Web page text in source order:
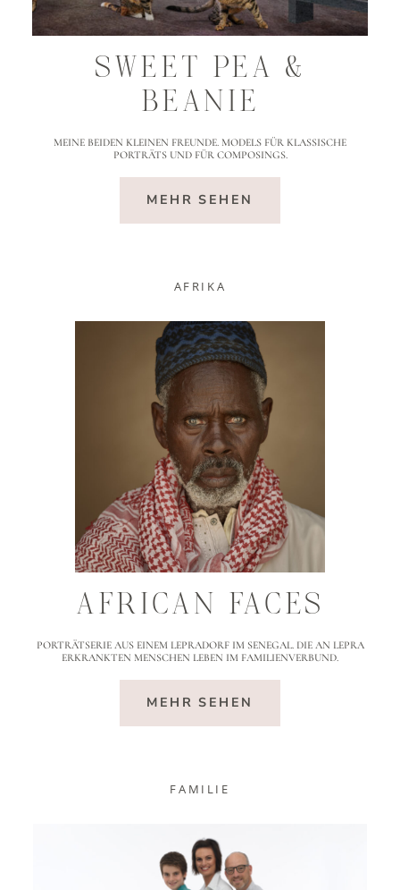
SEHEN SIE SICH UM
SWEET PEA &
BEANIE
MEINE BEIDEN KLEINEN FREUNDE. MODELS FÜR KLASSISCHE
PORTRÄTS UND FÜR COMPOSINGS.
MEHR SEHEN
AFRIKA
AFRICAN FACES
PORTRÄTSERIE AUS EINEM LEPRADORF IM SENEGAL. DIE AN LEPRA
ERKRANKTEN MENSCHEN LEBEN IM FAMILIENVERBUND.
MEHR SEHEN
FAMILIE